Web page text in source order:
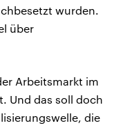
wurden.
über
Arbeitsmarkt im
Und das soll doch
die